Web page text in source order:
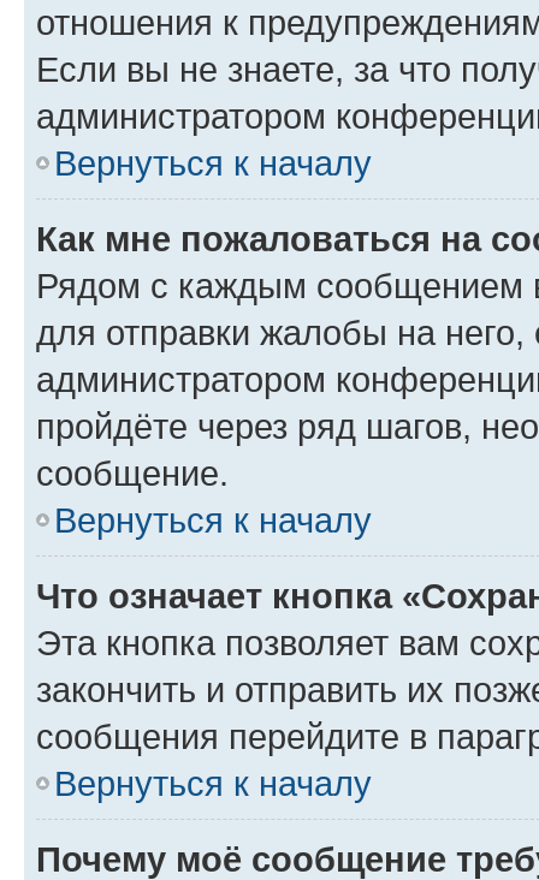
отношения к
Если вы не знаете, за что
администратором
Вернуться к началу
Как мне пожаловаться на
Рядом с каждым сообщением
для отправки жалобы на
администратором
пройдёте через ряд шагов,
сообщение.
Вернуться к началу
Что означает кнопка
Эта кнопка позволяет вам
закончить и отправить их
сообщения перейдите в
Вернуться к началу
Почему моё сообщение